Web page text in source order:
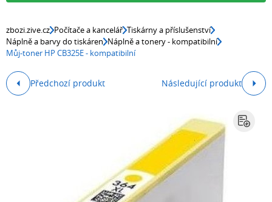
zbozi.zive.cz Počítače a kancelář Tiskárny a příslušenství
Náplně a barvy do tiskáren Náplně a tonery - kompatibilní
Můj-toner HP CB325E - kompatibilní
Předchozí produkt Následující produkt